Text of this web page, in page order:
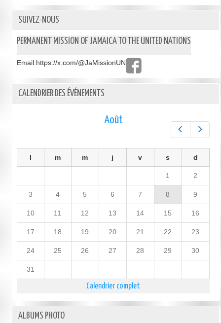
SUIVEZ-NOUS
PERMANENT MISSION OF JAMAICA TO THE UNITED NATIONS
Email:https://x.com/@JaMissionUN
CALENDRIER DES ÉVÉNEMENTS
Préc.
Août
l m m j v s d
1 2
3 4 5 6 7 8 9
10 11 12 13 14 15 16
17 18 19 20 21 22 23
24 25 26 27 28 29 30
31
Calendrier complet
ALBUMS PHOTO